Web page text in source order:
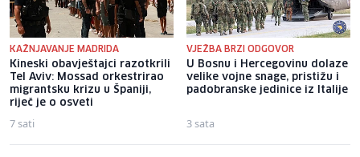
KAŽNJAVANJE MADRIDA
Kineski obavještajci razotkrili
Tel Aviv: Mossad orkestrirao
migrantsku krizu u Španiji,
riječ je o osveti
7 sati
VJEŽBA BRZI ODGOVOR
U Bosnu i Hercegovinu dolaze
velike vojne snage, pristižu i
padobranske jedinice iz Italije
3 sata